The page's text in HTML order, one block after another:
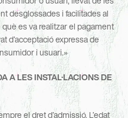
desglossades i facilitades al
es va realitzar el pagament
d’acceptació expressa de
i usuari.»
A LES INSTAL·LACIONS DE
el dret d’admissió. L’edat